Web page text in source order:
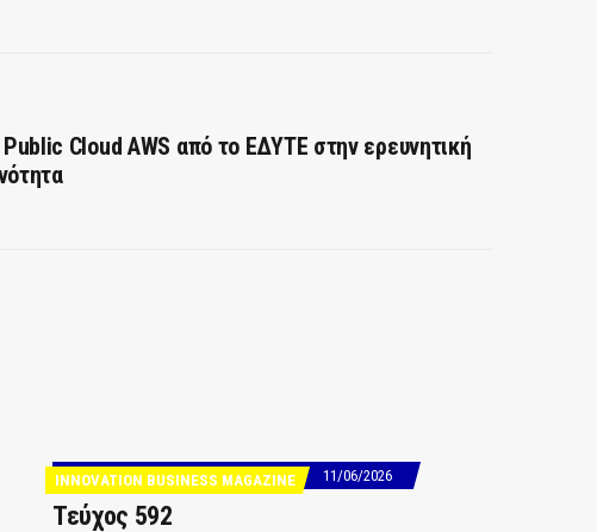
Cloud AWS από το ΕΔΥΤΕ στην ερευνητική
INNOVATION BUSINESS MAGAZINE 11/06/2026
Τεύχος 592